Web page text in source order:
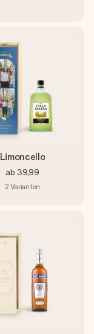
Limoncello
ab 39,99
2 Varianten